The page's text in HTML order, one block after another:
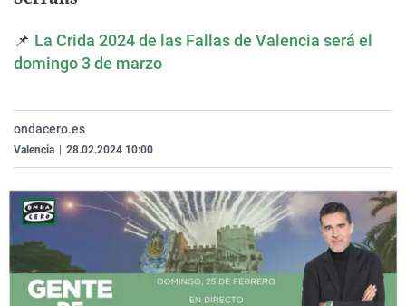
Gente viajera
Retornados
Operación Viuda
Galicia
Navarra
Televisión
📌 La Crida 2024 de las Fallas de Valencia será el
domingo 3 de marzo
ondacero.es
Valencia 28.02.2024 10:00